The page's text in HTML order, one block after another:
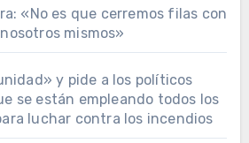
«No es que cerremos filas con
mismos»
y pide a los políticos
se están empleando todos los
luchar contra los incendios